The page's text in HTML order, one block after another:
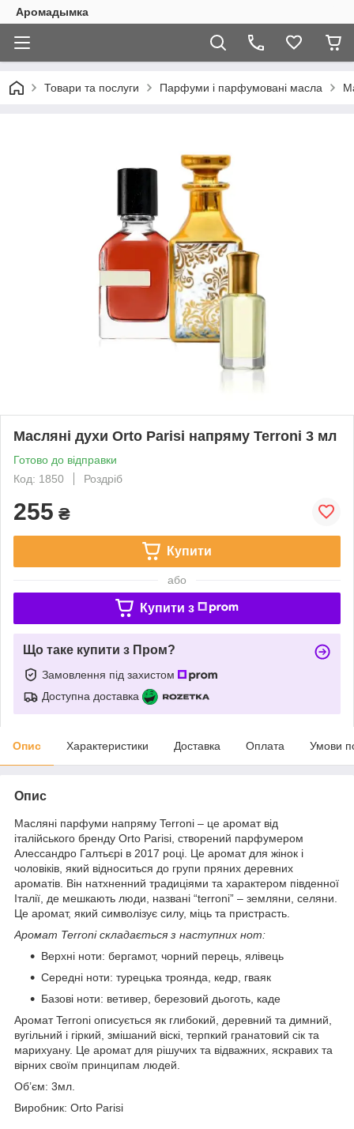
Аромадымка
Товари та послуги Парфуми і парфумовані масла
Масляні духи Orto Parisi напряму Terroni 3 мл
Готово до відправки
Код: 1850
Роздріб
255 ₴
Купити
або
Купити з
Що таке купити з Пром?
Замовлення під захистом
Доступна доставка
Опис Характеристики Доставка Оплата Умови
Опис
Масляні парфуми напряму Terroni – це аромат від
італійського бренду Orto Parisi, створений парфумером
Алессандро Галтьєрі в 2017 році. Це аромат для жінок і
чоловіків, який відноситься до групи пряних деревних
ароматів. Він натхненний традиціями та характером південної
Італії, де мешкають люди, названі “terroni” – земляни, селяни.
Це аромат, який символізує силу, міць та пристрасть.
Аромат Terroni складається з наступних нот:
Верхні ноти: бергамот, чорний перець, ялівець
Середні ноти: турецька троянда, кедр, гваяк
Базові ноти: ветивер, березовий дьоготь, каде
Аромат Terroni описується як глибокий, деревний та димний,
вугільний і гіркий, змішаний віскі, терпкий гранатовий сік та
марихуану. Це аромат для рішучих та відважних, яскравих та
вірних своїм принципам людей.
Об’єм: 3мл.
Виробник: Orto Parisi